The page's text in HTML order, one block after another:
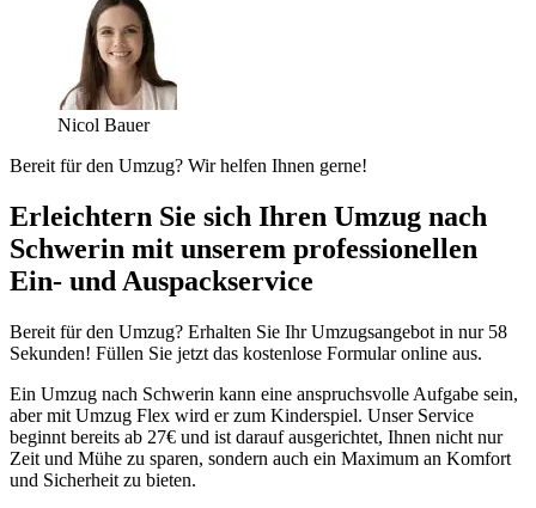
Nicol Bauer
Bereit für den Umzug? Wir helfen Ihnen gerne!
Erleichtern Sie sich Ihren Umzug nach
Schwerin mit unserem professionellen
Ein- und Auspackservice
Bereit für den Umzug? Erhalten Sie Ihr Umzugsangebot in nur 58
Sekunden! Füllen Sie jetzt das kostenlose Formular online aus.
Ein Umzug nach Schwerin kann eine anspruchsvolle Aufgabe sein,
aber mit Umzug Flex wird er zum Kinderspiel. Unser Service
beginnt bereits ab 27€ und ist darauf ausgerichtet, Ihnen nicht nur
Zeit und Mühe zu sparen, sondern auch ein Maximum an Komfort
und Sicherheit zu bieten.